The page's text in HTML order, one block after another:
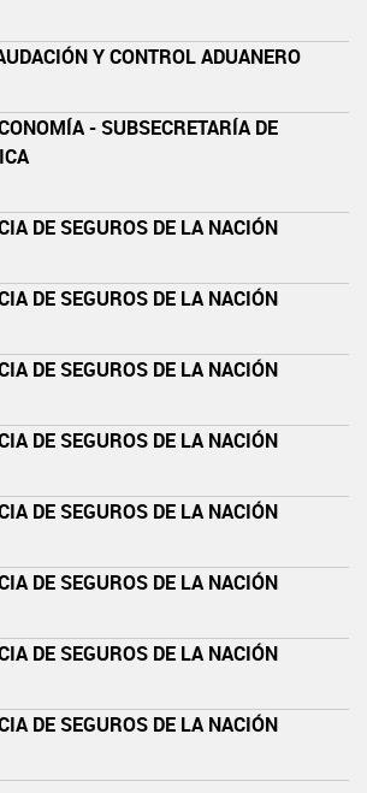
Y CONTROL ADUANERO
- SUBSECRETARÍA DE
DE SEGUROS DE LA NACIÓN
DE SEGUROS DE LA NACIÓN
DE SEGUROS DE LA NACIÓN
DE SEGUROS DE LA NACIÓN
DE SEGUROS DE LA NACIÓN
DE SEGUROS DE LA NACIÓN
DE SEGUROS DE LA NACIÓN
DE SEGUROS DE LA NACIÓN